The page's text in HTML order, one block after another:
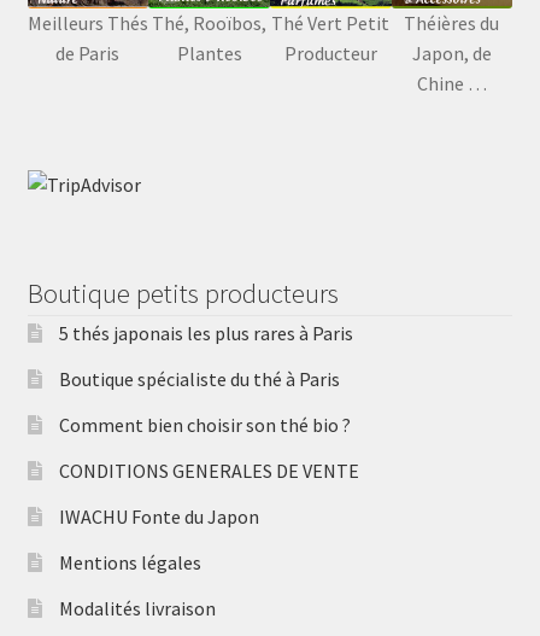
Meilleurs Thés
de Paris
Thé, Rooïbos,
Plantes
Thé Vert Petit
Producteur
Théières du
Japon, de
Chine …
Boutique petits producteurs
5 thés japonais les plus rares à Paris
Boutique spécialiste du thé à Paris
Comment bien choisir son thé bio ?
CONDITIONS GENERALES DE VENTE
IWACHU Fonte du Japon
Mentions légales
Modalités livraison